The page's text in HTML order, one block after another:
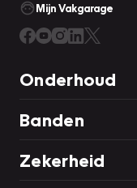
Mijn Vakgarage
Onderhoud
Banden
Zekerheid